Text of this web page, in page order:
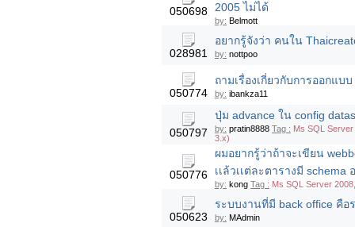
050698 2005 ไม่ได้
by: Belmott
028981
อยากรู้จังว่า คนใน
by: nottpoo
050774
ถามเรื่องเกี่ยวกับการออกแ
by: ibankza11
050797
ปุ่ม advance ใน config
by: pratin8888 Tag : Ms SQL
3.x)
050776
ผมอยากรู้ว่าถ้าจะเขียน
เเล้วเเต่ละตารางมี
by: kong Tag : Ms SQL Server
050623
ระบบงานที่มี back office คื
by: MAdmin